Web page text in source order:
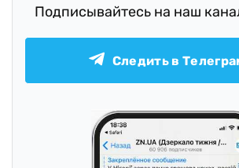
Подписывайтесь на наш
Следить в